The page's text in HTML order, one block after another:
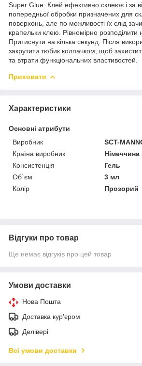
Super Glue: Клей ефективно склеює і за
попередньої обробки призначених для
поверхонь, але по можливості їх слід
крапельки клею. Рівномірно розподілити
Притиснути на кілька секунд. Після
закрутити тюбик колпачком, щоб
та втрати функціональних властивостей.
Приховати
Характеристики
Основні атрибути
Виробник
SCT-
Країна виробник
Німеччина
Консистенція
Гель
Об`єм
3 мл
Колір
Прозорий
Відгуки про товар
Ще немає відгуків про цей товар
Умови доставки
Нова Пошта
Доставка кур'єром
Делівері
Всі умови доставки